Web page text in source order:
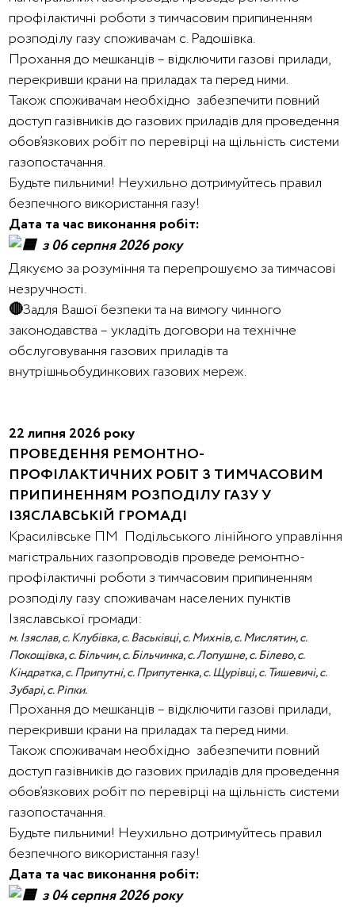
профілактичні роботи з тимчасовим припиненням
розподілу газу споживачам с. Радошівка.
Прохання до мешканців – відключити газові прилади,
перекривши крани на приладах та перед ними.
Також споживачам необхідно забезпечити повний
доступ газівників до газових приладів для проведення
обов’язкових робіт по перевірці на щільність системи
газопостачання.
Будьте пильними! Неухильно дотримуйтесь правил
безпечного використання газу!
Дата та час виконання робіт:
з 06 серпня 2026 року
Дякуємо за розуміння та перепрошуємо за тимчасові
незручності.
🔴Задля Вашої безпеки та на вимогу чинного
законодавства – укладіть договори на технічне
обслуговування газових приладів та
внутрішньобудинкових газових мереж.
22 липня 2026 року
ПРОВЕДЕННЯ РЕМОНТНО-
ПРОФІЛАКТИЧНИХ РОБІТ З ТИМЧАСОВИМ
ПРИПИНЕННЯМ РОЗПОДІЛУ ГАЗУ У
ІЗЯСЛАВСЬКІЙ ГРОМАДІ
Красилівське ПМ Подільського лінійного управління
магістральних газопроводів проведе ремонтно-
профілактичні роботи з тимчасовим припиненням
розподілу газу споживачам населених пунктів
Ізяславської громади:
м. Ізяслав, с. Клубівка, с. Васьківці, с. Михнів, с. Мислятин, с.
Покощівка, с. Більчин, с. Більчинка, с. Лопушне, с. Білево, с.
Кіндратка, с. Припутні, с. Припутенка, с. Щурівці, с. Тишевичі, с.
Зубарі, с. Ріпки.
Прохання до мешканців – відключити газові прилади,
перекривши крани на приладах та перед ними.
Також споживачам необхідно забезпечити повний
доступ газівників до газових приладів для проведення
обов’язкових робіт по перевірці на щільність системи
газопостачання.
Будьте пильними! Неухильно дотримуйтесь правил
безпечного використання газу!
Дата та час виконання робіт:
з 04 серпня 2026 року